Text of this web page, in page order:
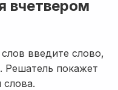
вчетвером
введите слово,
Решатель покажет